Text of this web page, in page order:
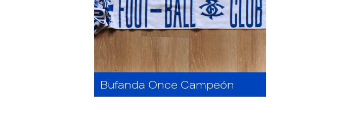
Bufanda Once Campeón